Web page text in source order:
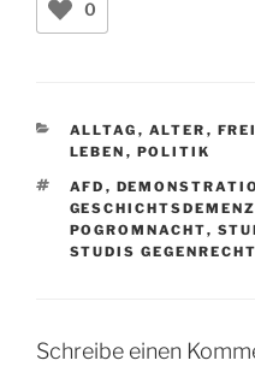
0
KATEGORIEN
ALLTAG , ALTER ,
LEBEN , POLITIK
SCHLAGWÖRTER
AFD ,
GESCHICHTSDEMENZ
POGROMNACHT,
STUDIS
Schreibe einen